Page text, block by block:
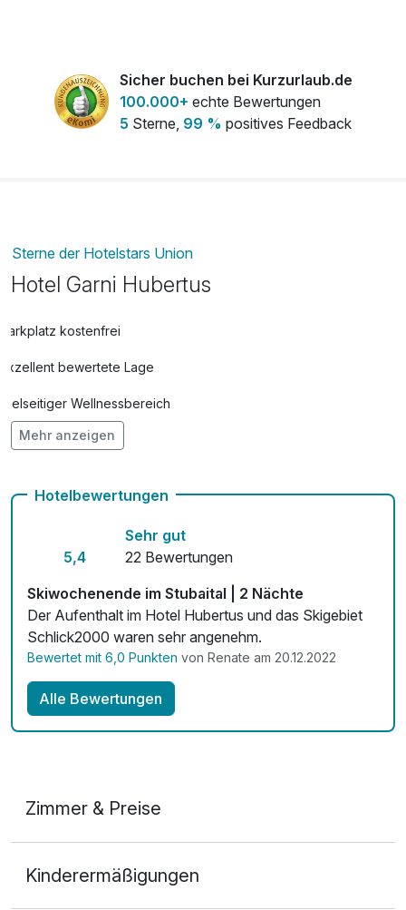
Sicher buchen bei Kurzurlaub.de
100.000+ echte Bewertungen
5 Sterne, 99 % positives Feedback
Sterne der Hotelstars Union
Hotel Garni Hubertus
Parkplatz kostenfrei
Exzellent bewertete Lage
Vielseitiger Wellnessbereich
Hunde im Hotel nicht erlaubt
Mehr anzeigen
Hotelbewertungen
5,4
Sehr gut
22 Bewertungen
Skiwochenende im Stubaital | 2 Nächte
Der Aufenthalt im Hotel Hubertus und das Skigebiet
Schlick2000 waren sehr angenehm.
Bewertet mit 6,0 Punkten von Renate am 20.12.2022
Alle Bewertungen
Zimmer & Preise
2 Erwachsene und 1 Kind
Kinderermäßigungen